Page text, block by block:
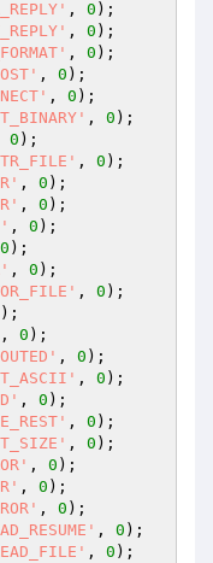
, 0 );
, 0 );
, 0 );
, 0 );
, 0 );
, 0 );
0 );
, 0 );
, 0 );
, 0 );
, 0 );
0 );
, 0 );
, 0 );
);
, 0 );
, 0 );
, 0 );
, 0 );
, 0 );
, 0 );
, 0 );
, 0 );
, 0 );
, 0 );
, 0 );